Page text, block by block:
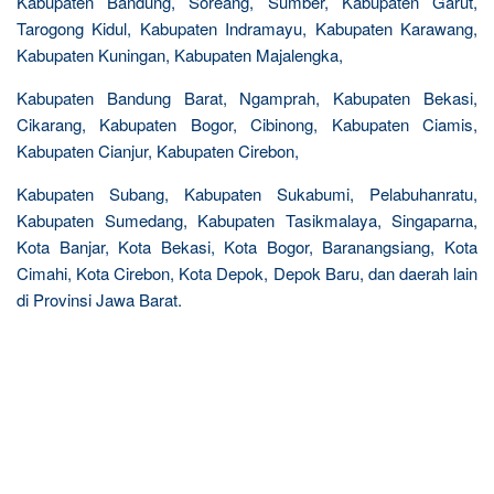
Tarogong Kidul, Kabupaten Indramayu, Kabupaten Karawang,
Kabupaten Kuningan, Kabupaten Majalengka,
Kabupaten Bandung Barat, Ngamprah, Kabupaten Bekasi,
Cikarang, Kabupaten Bogor, Cibinong, Kabupaten Ciamis,
Kabupaten Cianjur, Kabupaten Cirebon,
Kabupaten Subang, Kabupaten Sukabumi, Pelabuhanratu,
Kabupaten Sumedang, Kabupaten Tasikmalaya, Singaparna,
Kota Banjar, Kota Bekasi, Kota Bogor, Baranangsiang, Kota
Cimahi, Kota Cirebon, Kota Depok, Depok Baru, dan daerah lain
di Provinsi Jawa Barat.